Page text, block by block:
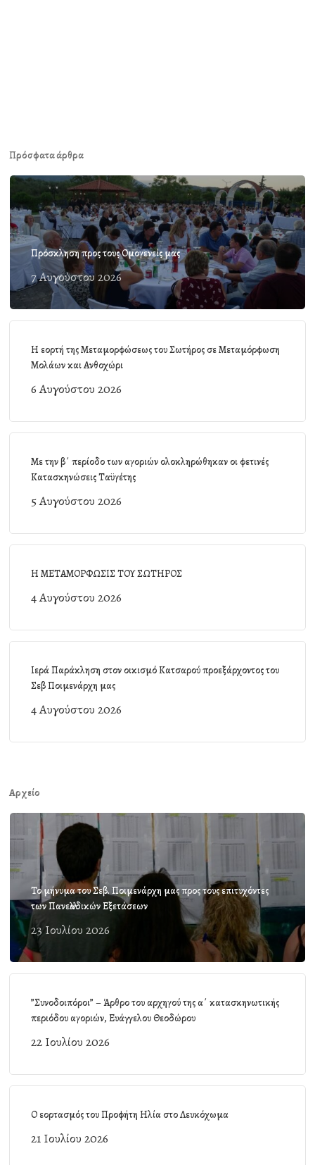
Πρόσφατα άρθρα
Πρόσκληση προς τους Ομογενείς μας
7 Αυγούστου 2026
Η εορτή της Μεταμορφώσεως του Σωτήρος σε Μεταμόρφωση
Μολάων και Ανθοχώρι
6 Αυγούστου 2026
Με την β΄ περίοδο των αγοριών ολοκληρώθηκαν οι φετινές
Κατασκηνώσεις Ταϋγέτης
5 Αυγούστου 2026
Η ΜΕΤΑΜΟΡΦΩΣΙΣ ΤΟΥ ΣΩΤΗΡΟΣ
4 Αυγούστου 2026
Ιερά Παράκληση στον οικισμό Κατσαρού προεξάρχοντος του
Σεβ Ποιμενάρχη μας
4 Αυγούστου 2026
Αρχείο
Το μήνυμα του Σεβ. Ποιμενάρχη μας προς τους επιτυχόντες
των Πανελλαδικών Εξετάσεων
23 Ιουλίου 2026
”Συνοδοιπόροι” – Άρθρο του αρχηγού της α΄ κατασκηνωτικής
περιόδου αγοριών, Ευάγγελου Θεοδώρου
22 Ιουλίου 2026
Ο εορτασμός του Προφήτη Ηλία στο Λευκόχωμα
21 Ιουλίου 2026